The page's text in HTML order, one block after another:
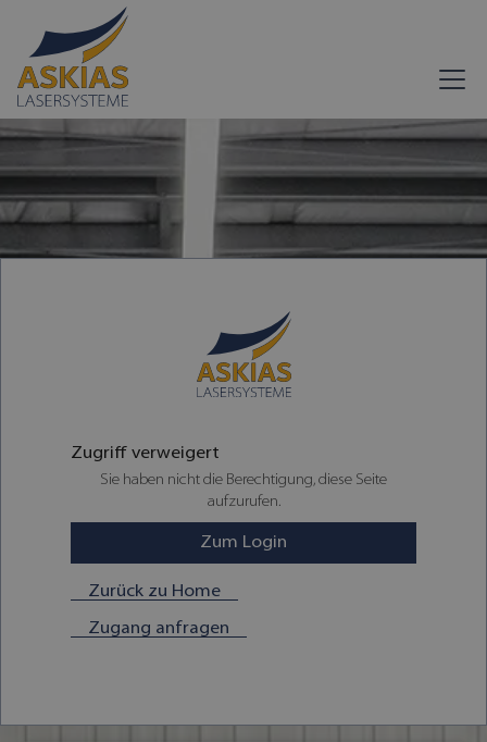
Zugriff verweigert
Sie haben nicht die Berechtigung, diese Seite
aufzurufen.
Zum Login
Zurück zu Home
Zugang anfragen